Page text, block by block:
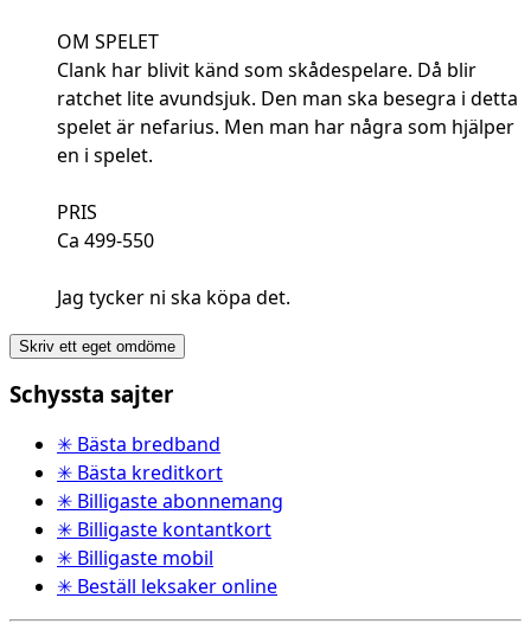
OM SPELET
Clank har blivit känd som skådespelare. Då blir
ratchet lite avundsjuk. Den man ska besegra i detta
spelet är nefarius. Men man har några som hjälper
en i spelet.
PRIS
Ca 499-550
Jag tycker ni ska köpa det.
Skriv ett eget omdöme
Schyssta sajter
✳ Bästa bredband
✳ Bästa kreditkort
✳ Billigaste abonnemang
✳ Billigaste kontantkort
✳ Billigaste mobil
✳ Beställ leksaker online